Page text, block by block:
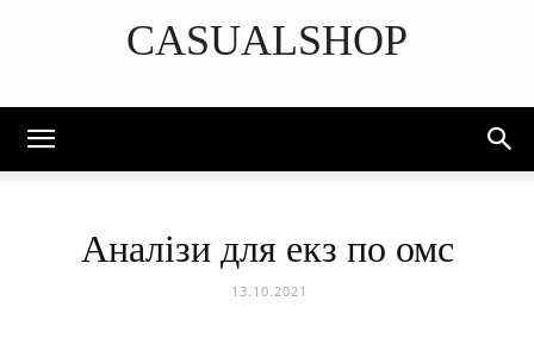
CASUALSHOP
Аналізи для екз по омс
13.10.2021